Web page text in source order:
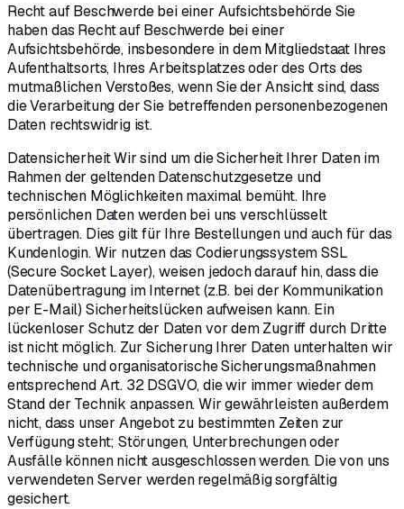
Recht auf Beschwerde bei einer Aufsichtsbehörde Sie
haben das Recht auf Beschwerde bei einer
Aufsichtsbehörde, insbesondere in dem Mitgliedstaat Ihres
Aufenthaltsorts, Ihres Arbeitsplatzes oder des Orts des
mutmaßlichen Verstoßes, wenn Sie der Ansicht sind, dass
die Verarbeitung der Sie betreffenden personenbezogenen
Daten rechtswidrig ist.
Datensicherheit Wir sind um die Sicherheit Ihrer Daten im
Rahmen der geltenden Datenschutzgesetze und
technischen Möglichkeiten maximal bemüht. Ihre
persönlichen Daten werden bei uns verschlüsselt
übertragen. Dies gilt für Ihre Bestellungen und auch für das
Kundenlogin. Wir nutzen das Codierungssystem SSL
(Secure Socket Layer), weisen jedoch darauf hin, dass die
Datenübertragung im Internet (z.B. bei der Kommunikation
per E-Mail) Sicherheitslücken aufweisen kann. Ein
lückenloser Schutz der Daten vor dem Zugriff durch Dritte
ist nicht möglich. Zur Sicherung Ihrer Daten unterhalten wir
technische und organisatorische Sicherungsmaßnahmen
entsprechend Art. 32 DSGVO, die wir immer wieder dem
Stand der Technik anpassen. Wir gewährleisten außerdem
nicht, dass unser Angebot zu bestimmten Zeiten zur
Verfügung steht; Störungen, Unterbrechungen oder
Ausfälle können nicht ausgeschlossen werden. Die von uns
verwendeten Server werden regelmäßig sorgfältig
gesichert.